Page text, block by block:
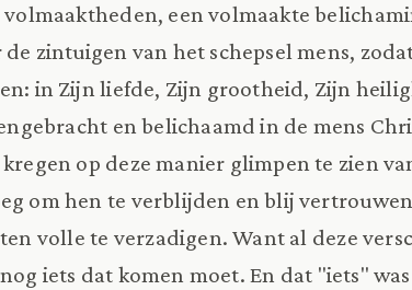
een volmaakte
zintuigen van het schepsel mens,
in Zijn liefde, Zijn grootheid, Zijn
en belichaamd in de mens
op deze manier glimpen te zien
om hen te verblijden en blij
volle te verzadigen. Want al deze
iets dat komen moet. En dat "iets"